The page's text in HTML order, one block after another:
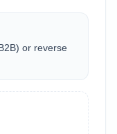
or reverse